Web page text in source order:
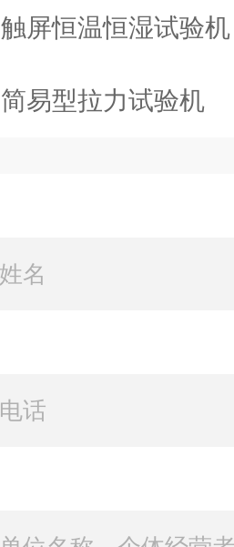
触屏恒温恒湿试验机
简易型拉力试验机